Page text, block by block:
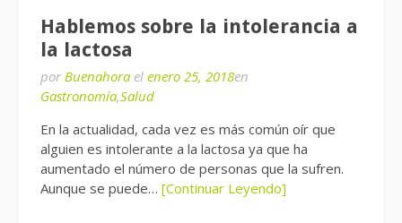
Hablemos sobre la intolerancia a
la lactosa
por Buenahora el enero 25, 2018en
Gastronomía,Salud
En la actualidad, cada vez es más común oír que
alguien es intolerante a la lactosa ya que ha
aumentado el número de personas que la sufren.
Aunque se puede… [Continuar Leyendo]